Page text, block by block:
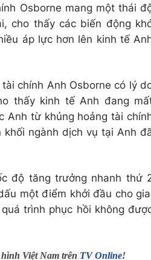
Osborne mang một thái
cho thấy các biến động
áp lực hơn lên kinh tế
chính Anh Osborne có lý
thấy kinh tế Anh đang
Anh từ khủng hoảng tài
ngành dịch vụ tại Anh
độ tăng trưởng nhanh thứ
một điểm khởi đầu cho
trình phục hồi không
Việt Nam trên TV Online!